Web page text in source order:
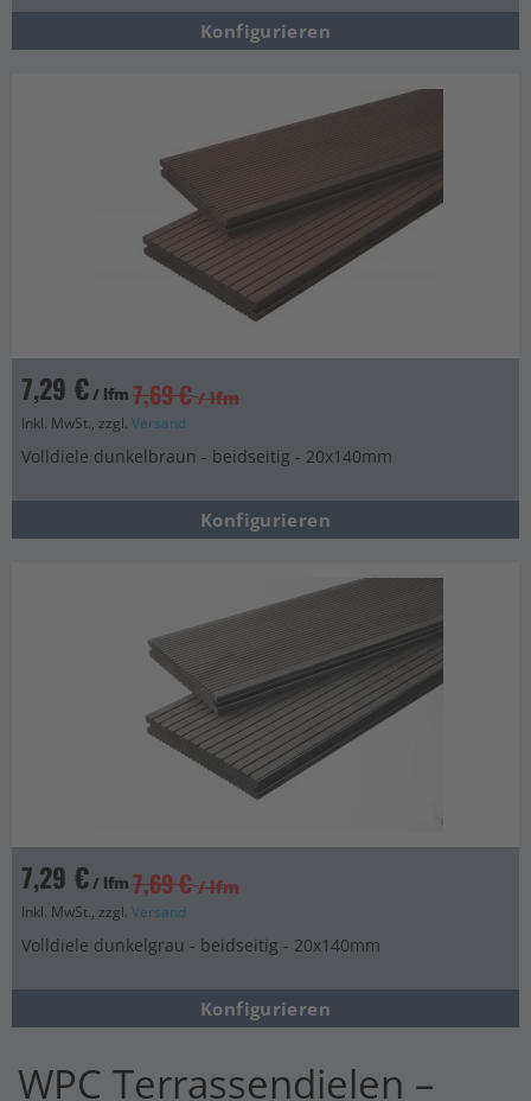
Konfigurieren
7,29 €/ lfm 7,69 € / lfm
Inkl. MwSt., zzgl. Versand
Volldiele dunkelbraun - beidseitig - 20x140mm
Konfigurieren
7,29 €/ lfm 7,69 € / lfm
Inkl. MwSt., zzgl. Versand
Volldiele dunkelgrau - beidseitig - 20x140mm
Konfigurieren
WPC Terrassendielen –